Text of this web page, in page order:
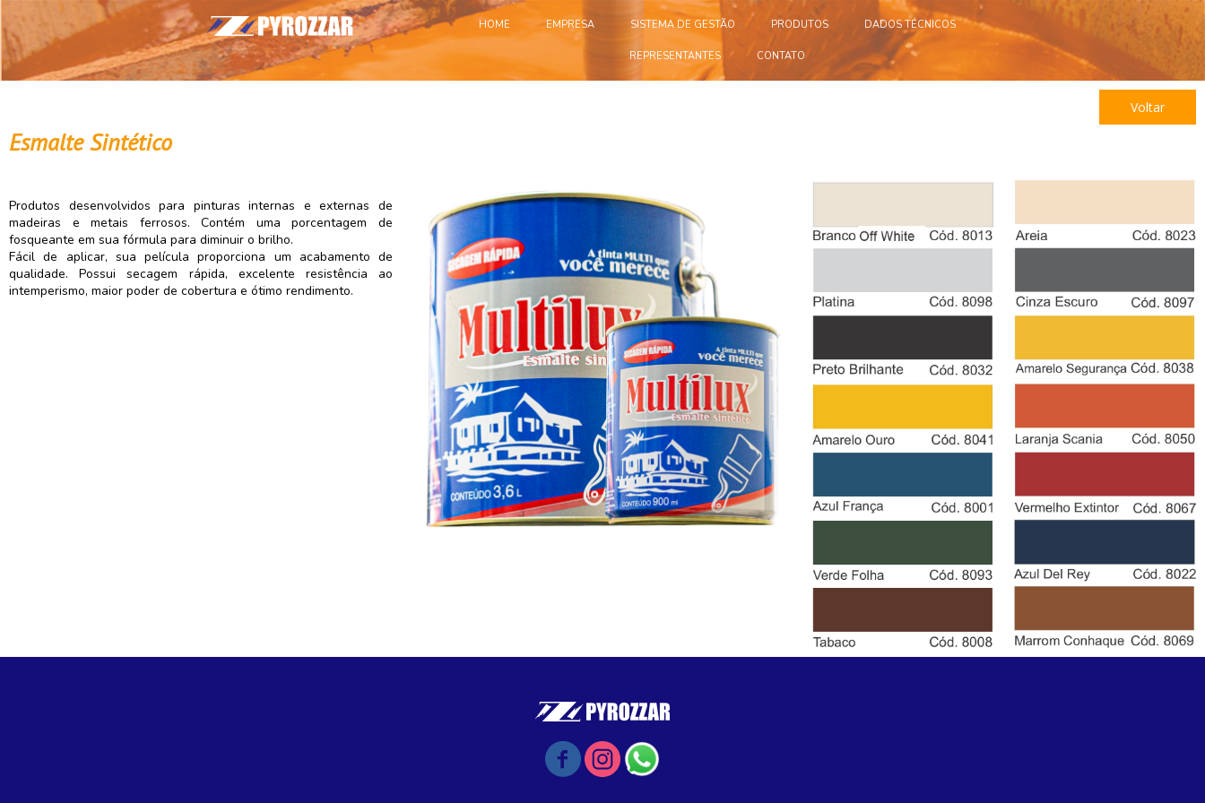
HOME EMPRESA SISTEMA DE GESTÃO PRODUTOS DADOS TÉCNICOS
REPRESENTANTES CONTATO
Esmalte Sintético
Voltar
Produtos desenvolvidos para pinturas internas e externas de
madeiras e metais ferrosos. Contém uma porcentagem de
fosqueante em sua fórmula para diminuir o brilho.
Fácil de aplicar, sua película proporciona um acabamento de
qualidade. Possui secagem rápida, excelente resistência ao
intemperismo, maior poder de cobertura e ótimo rendimento.